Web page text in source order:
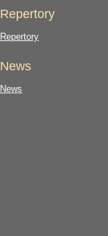
Repertory
Repertory
News
News